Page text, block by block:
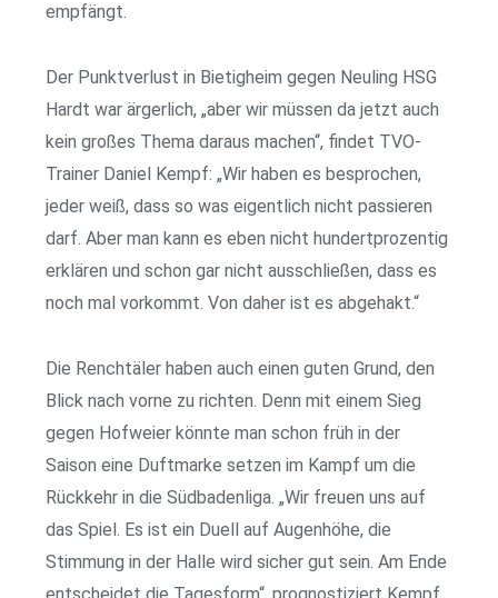
empfängt.
Der Punktverlust in Bietigheim gegen Neuling HSG
Hardt war ärgerlich, „aber wir müssen da jetzt auch
kein großes Thema daraus machen“, findet TVO-
Trainer Daniel Kempf: „Wir haben es besprochen,
jeder weiß, dass so was eigentlich nicht passieren
darf. Aber man kann es eben nicht hundertprozentig
erklären und schon gar nicht ausschließen, dass es
noch mal vorkommt. Von daher ist es abgehakt.“
Die Renchtäler haben auch einen guten Grund, den
Blick nach vorne zu richten. Denn mit einem Sieg
gegen Hofweier könnte man schon früh in der
Saison eine Duftmarke setzen im Kampf um die
Rückkehr in die Südbadenliga. „Wir freuen uns auf
das Spiel. Es ist ein Duell auf Augenhöhe, die
Stimmung in der Halle wird sicher gut sein. Am Ende